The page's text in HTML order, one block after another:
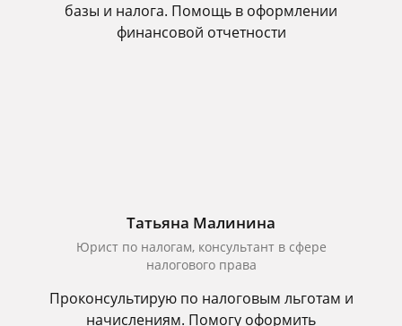
базы и налога. Помощь в оформлении
финансовой отчетности
Татьяна Малинина
Юрист по налогам, консультант в сфере
налогового права
Проконсультирую по налоговым льготам и
начислениям. Помогу оформить